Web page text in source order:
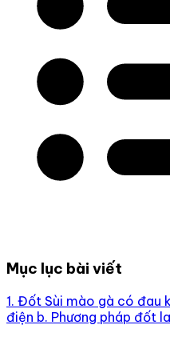
Mục lục bài viết
1. Đốt Sùi mào gà có đau
điện b. Phương pháp đốt